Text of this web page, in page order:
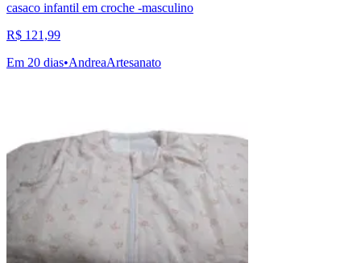
casaco infantil em croche -masculino
R$ 121,99
Em 20 dias•AndreaArtesanato